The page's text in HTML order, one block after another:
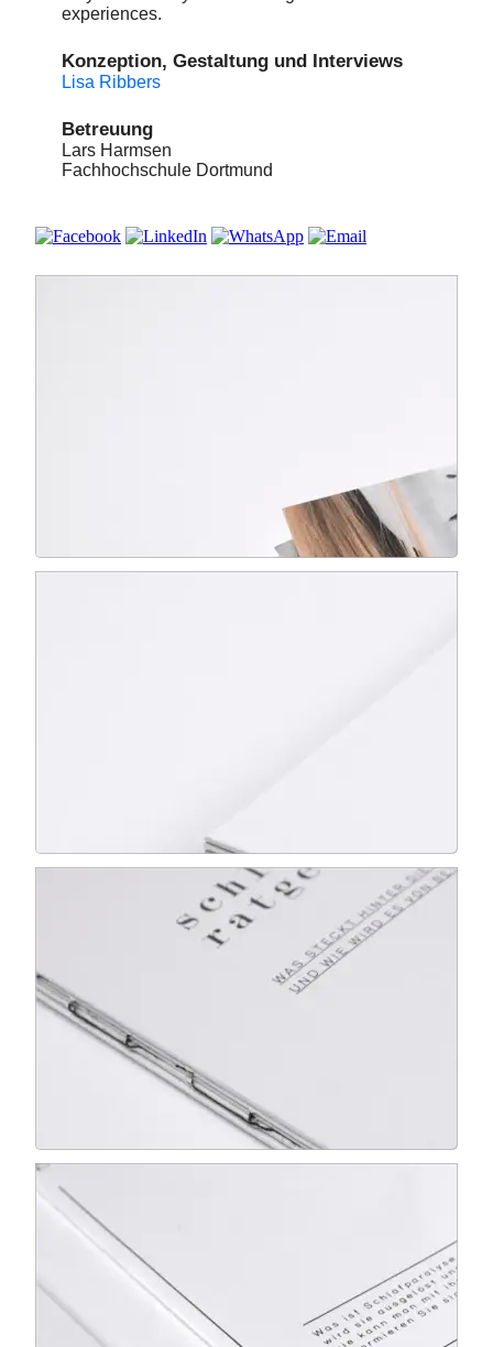
experiences.
Konzeption, Gestaltung und Interviews
Lisa Ribbers
Betreuung
Lars Harmsen
Fachhochschule Dortmund